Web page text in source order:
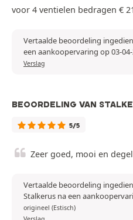
voor 4 ventielen bedragen €
Vertaalde beoordeling
een aankoopervaring op 03-
Verslag
BEOORDELING VAN
5/5
Zeer goed, mooi en
Vertaalde beoordeling
Stalkerus na een
origineel (Estisch)